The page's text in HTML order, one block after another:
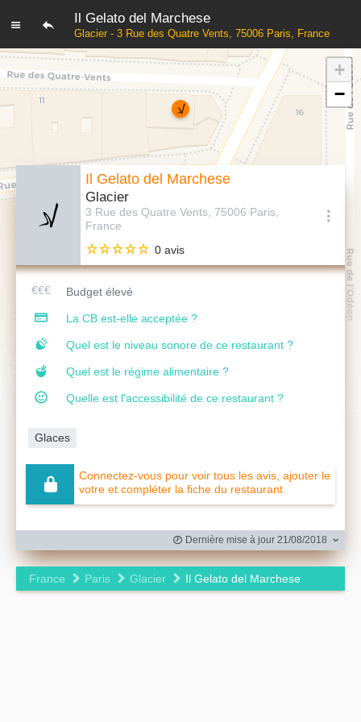
Il Gelato del Marchese
Glacier - 3 Rue des Quatre Vents, 75006 Paris, France
Il Gelato del Marchese
Glacier
3 Rue des Quatre Vents, 75006 Paris,
France
0 avis
Budget élevé
La CB est-elle acceptée ?
Quel est le niveau sonore de ce restaurant ?
Quel est le régime alimentaire ?
Quelle est l'accessibilité de ce restaurant ?
Glaces
Connectez-vous pour voir tous les avis, ajouter le
votre et compléter la fiche du restaurant
Dernière mise à jour 21/08/2018
France Paris Glacier Il Gelato del Marchese
+
−